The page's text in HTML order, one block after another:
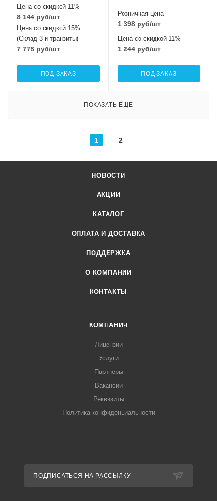
Цена со скидкой 11%
8 144 руб/шт
Цена со скидкой 15%
(Склад 3 и транзиты)
7 778 руб/шт
ПОД ЗАКАЗ
Розничная цена
1 398руб/шт
Цена со скидкой 11%
1 244руб/шт
ПОД ЗАКАЗ
ПОКАЗАТЬ ЕЩЕ
1 2
НОВОСТИ
АКЦИИ
КАТАЛОГ
ОПЛАТА И ДОСТАВКА
ПОДДЕРЖКА
О КОМПАНИИ
КОНТАКТЫ
КОМПАНИЯ
Лицензии
Услуги
Партнеры
Вакансии
Реквизиты
Политика конфиденциальности
ПОДПИСАТЬСЯ НА РАССЫЛКУ